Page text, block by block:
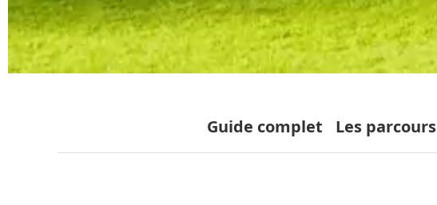
Guide complet Les parcours